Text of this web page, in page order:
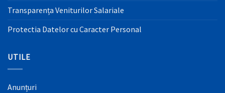
Transparența Veniturilor Salariale
Protectia Datelor cu Caracter Personal
UTILE
Anunțuri